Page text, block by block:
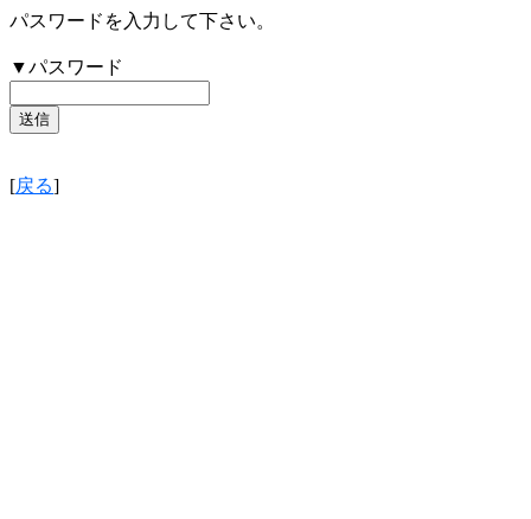
パスワードを入力して下さい。
▼パスワード
[戻る]